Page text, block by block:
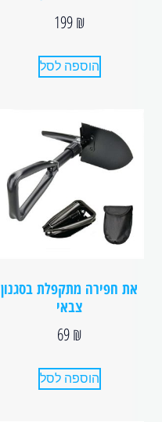
199₪
הוספה לסל
את חפירה מתקפלת בסגנון
צבאי
69₪
הוספה לסל